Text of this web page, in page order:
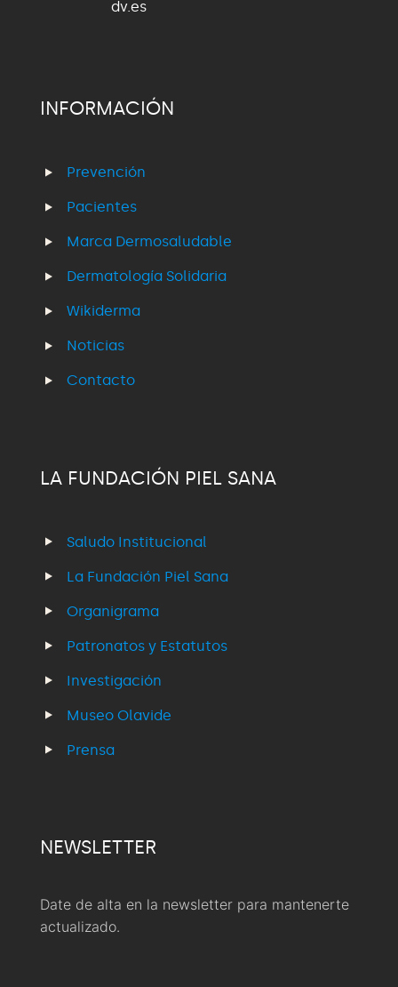
dv.es
INFORMACIÓN
Prevención
Pacientes
Marca Dermosaludable
Dermatología Solidaria
Wikiderma
Noticias
Contacto
LA FUNDACIÓN PIEL SANA
Saludo Institucional
La Fundación Piel Sana
Organigrama
Patronatos y Estatutos
Investigación
Museo Olavide
Prensa
NEWSLETTER
Date de alta en la newsletter para mantenerte
actualizado.